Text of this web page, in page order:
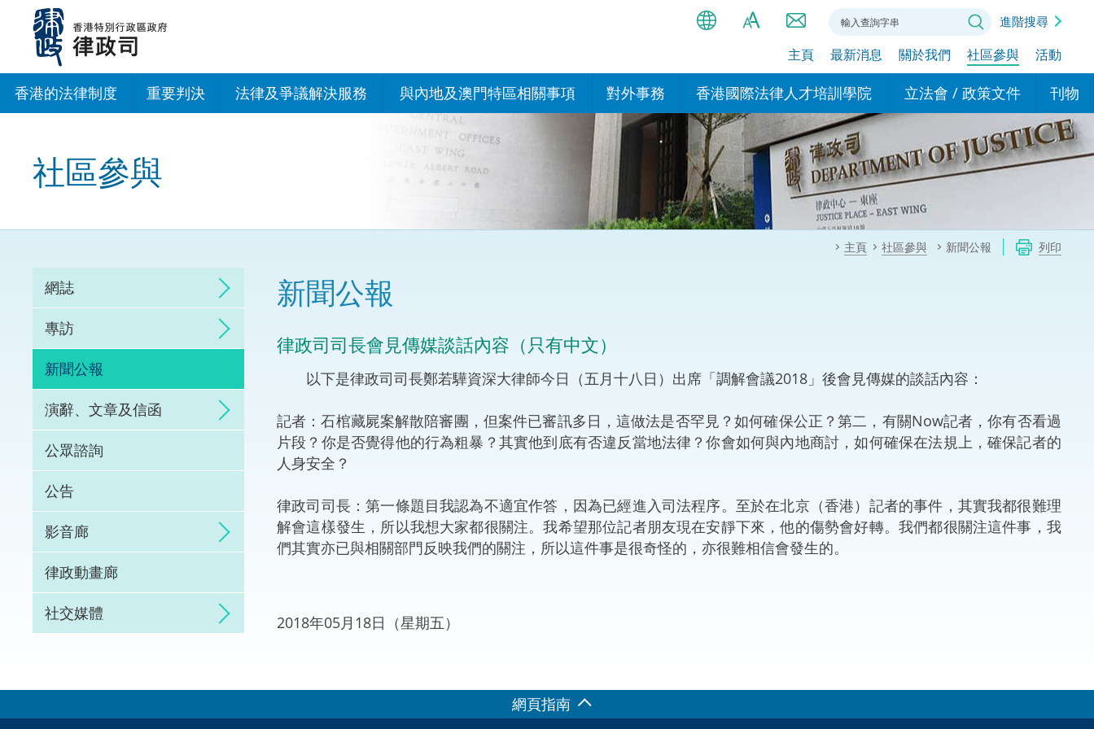
內
简
EN
Bahasa Indonesia (印尼語)
हिन्दी (印度語)
नेपाली (尼泊爾語)
Tiếng Việt (越南語)
A
A
進階搜尋
主頁 最新消息 關於我們 社區參與 活動
香港的法律制度 重要判決 法律及爭議解決服務
訴訟
網上爭議解決及法律科技
體育爭議解決先導計劃
能力建設
法律樞紐
促成交易和爭議解決服務中心
與內地及澳門特區相關事項
與內地的安排
香港與內地相互認可和執行民
商事案件判決的安排
關於建立更緊密經貿關係的安
與澳門特區的安排
“一帶一路”建設
粵港澳大灣區
對外事務
國際政府機構在香港設立辦事
處或運作
多邊協定
其他協定
香港國際法律人才培訓學院
我們的學院
我們的專家委員會
我們的辦公室
我們的培訓課程和能力建設項
立法會 / 政策文件
現行政策措施
政策文件
特別財務委員會
刊物
基本
民事
維護
相互
社區參與
主頁 社區參與 新聞公報 列印
網誌
專訪
新聞公報
演辭、文章及信函
公眾諮詢
公告
影音廊
律政動畫廊
社交媒體
新聞公報
律政司司長會見傳媒談話內容（只有中文）
以下是律政司司長鄭若驊資深大律師今日（五月十八日）出席「調解會議2018」後會見傳媒的談話內容：
記者：石棺藏屍案解散陪審團，但案件已審訊多日，這做法是否罕見？如何確保公正？第二，有關Now記者，你有否看過
片段？你是否覺得他的行為粗暴？其實他到底有否違反當地法律？你會如何與內地商討，如何確保在法規上，確保記者的
人身安全？
律政司司長：第一條題目我認為不適宜作答，因為已經進入司法程序。至於在北京（香港）記者的事件，其實我都很難理
解會這樣發生，所以我想大家都很關注。我希望那位記者朋友現在安靜下來，他的傷勢會好轉。我們都很關注這件事，我
們其實亦已與相關部門反映我們的關注，所以這件事是很奇怪的，亦很難相信會發生的。
2018年05月18日（星期五）
網頁指南